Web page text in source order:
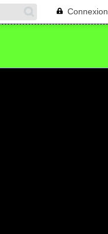
Connexion